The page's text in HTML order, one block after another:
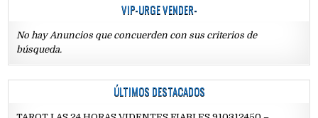
VIP-URGE VENDER-
No hay Anuncios que concuerden con sus criterios de
búsqueda.
ÚLTIMOS DESTACADOS